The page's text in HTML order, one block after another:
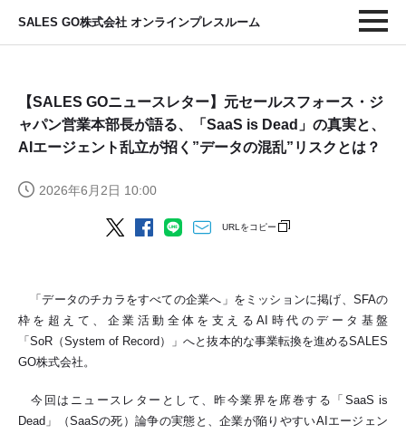
SALES GO株式会社 オンラインプレスルーム
【SALES GOニュースレター】元セールスフォース・ジ
ャパン営業本部長が語る、「SaaS is Dead」の真実と、
AIエージェント乱立が招く”データの混乱”リスクとは？
2026年6月2日 10:00
URLをコピー
「データのチカラをすべての企業へ」をミッションに掲げ、SFAの
枠を超えて、企業活動全体を支えるAI時代のデータ基盤
「SoR（System of Record）」へと抜本的な事業転換を進めるSALES
GO株式会社。
今回はニュースレターとして、昨今業界を席巻する「SaaS is
Dead」（SaaSの死）論争の実態と、企業が陥りやすいAIエージェン